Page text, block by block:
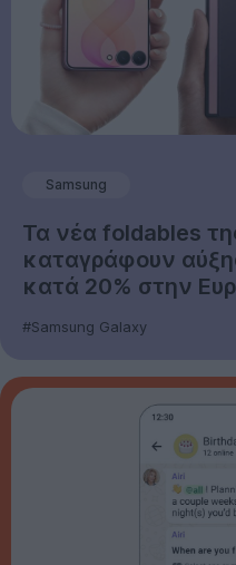
Samsung
Τα νέα foldables
καταγράφουν
κατά 20% στην
#Samsung Galaxy